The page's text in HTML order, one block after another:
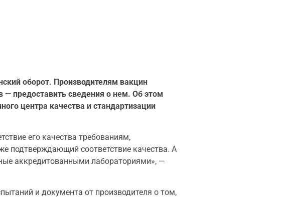
оборот. Производителям вакцин
— предоставить сведения о нем. Об этом
центра качества и стандартизации
его качества требованиям,
подтверждающий соответствие качества. А
аккредитованными лабораториями», —
и документа от производителя о том,